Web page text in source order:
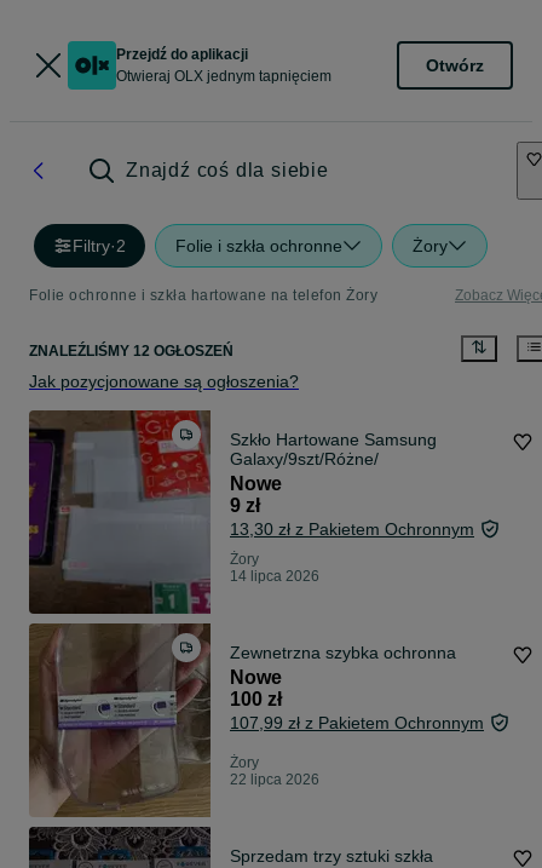
Przejdź do aplikacji
Otwieraj OLX jednym tapnięciem
Otwórz
Znajdź coś dla siebie
Filtry·2 Folie i szkła ochronne Żory
Folie ochronne i szkła hartowane na telefon Żory Zobacz
ZNALEŹLIŚMY 12 OGŁOSZEŃ
Jak pozycjonowane są ogłoszenia?
Szkło Hartowane Samsung
Galaxy/9szt/Różne/
Nowe
9 zł
13,30 zł z Pakietem Ochronnym
Żory
14 lipca 2026
Zewnetrzna szybka ochronna
Nowe
100 zł
107,99 zł z Pakietem Ochronnym
Żory
22 lipca 2026
Sprzedam trzy sztuki szkła